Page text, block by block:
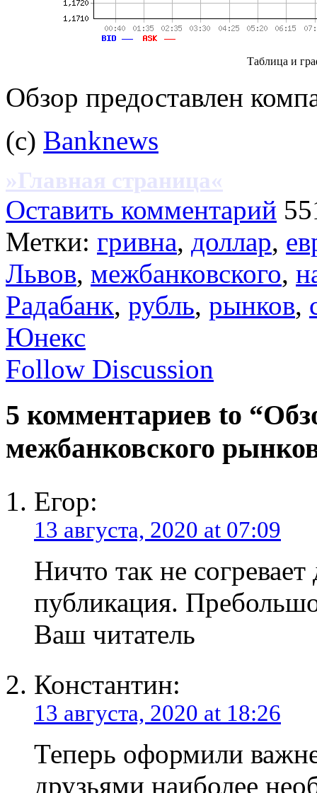
Таблица и
Обзор предоставлен
(с) Banknews
»Главная страница«
Оставить комментарий
Метки: гривна, доллар,
Львов, межбанковского,
Радабанк, рубль, рынков,
Юнекс
Follow Discussion
5 комментариев to
межбанковского
Егор:
13 августа, 2020 at 07:09
Ничто так не
публикация.
Ваш читатель
Константин:
13 августа, 2020 at 18:26
Теперь оформили
друзьями наиболее